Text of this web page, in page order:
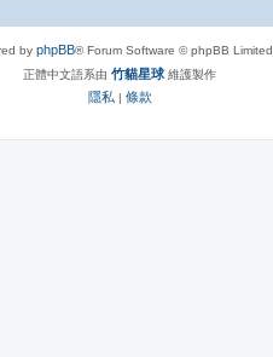
by phpBB® Forum Software © phpBB Limited
正體中文語系由 竹貓星球 維護製作
隱私 | 條款